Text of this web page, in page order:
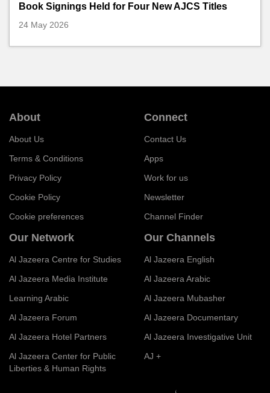
Book Signings Held for Four New AJCS Titles
24 May 2026
About
About Us
Terms & Conditions
Privacy Policy
Cookie Policy
Cookie preferences
Connect
Contact Us
Apps
Work for us
Newsletter
Channel Finder
Our Network
Al Jazeera Centre for Studies
Al Jazeera Media Institute
Learning Arabic
Al Jazeera Forum
Al Jazeera Hotel Partners
Al Jazeera Center for Public
Liberties & Human Rights
Our Channels
Al Jazeera English
Al Jazeera Arabic
Al Jazeera Mubasher
Al Jazeera Documentary
Al Jazeera Investigative Unit
AJ +